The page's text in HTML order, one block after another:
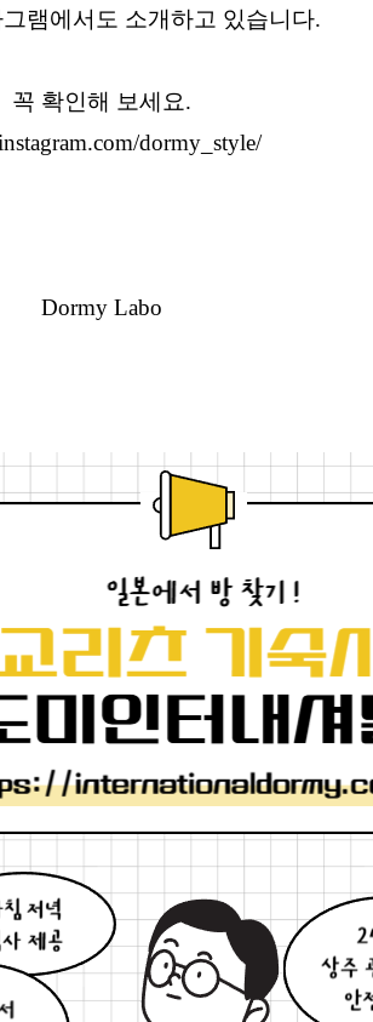
램에서도 소개하고 있습니다.
꼭 확인해 보세요.
dormy_style/
Dormy Labo